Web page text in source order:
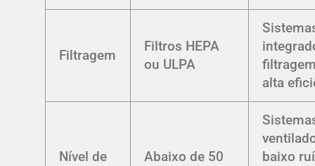
Filtragem
Filtros HEPA
ou ULPA
alta
Nível de
Abaixo de 50
baixo